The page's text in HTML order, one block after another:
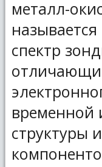
металл-
спектр
временной
структуры